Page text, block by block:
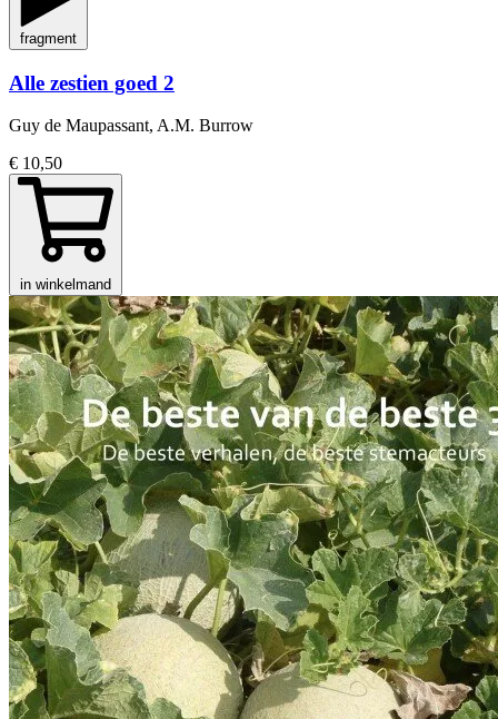
fragment
Alle zestien goed 2
Guy de Maupassant, A.M. Burrow
€ 10,50
in winkelmand